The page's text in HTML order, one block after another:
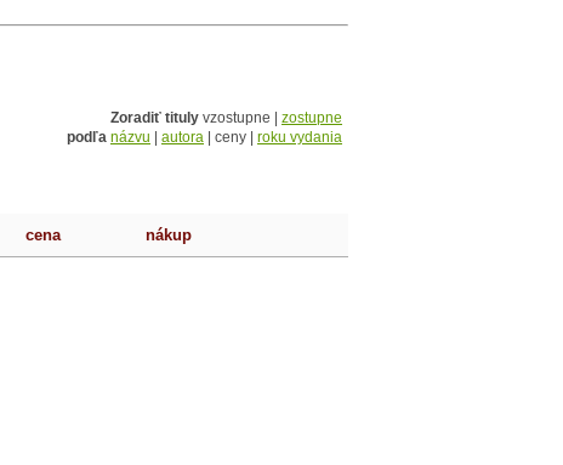
Zoradiť tituly vzostupne | zostupne
podľa názvu autora | ceny | roku vydania
cena nákup